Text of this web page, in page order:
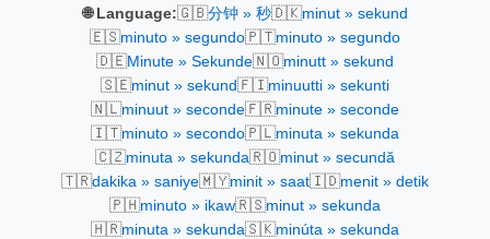
🌐 Language:🇬🇧分钟 » 秒🇩🇰minut » sekund
🇪🇸minuto » segundo🇵🇹minuto » segundo
🇩🇪Minute » Sekunde🇳🇴minutt » sekund
🇸🇪minut » sekund🇫🇮minuutti » sekunti
🇳🇱minuut » seconde🇫🇷minute » seconde
🇮🇹minuto » secondo🇵🇱minuta » sekunda
🇨🇿minuta » sekunda🇷🇴minut » secundă
🇹🇷dakika » saniye🇲🇾minit » saat🇮🇩menit » detik
🇵🇭minuto » ikaw🇷🇸minut » sekunda
🇭🇷minuta » sekunda🇸🇰minúta » sekunda